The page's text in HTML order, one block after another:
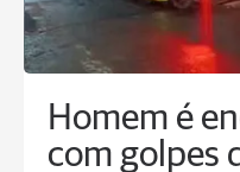
Homem é
com golpes